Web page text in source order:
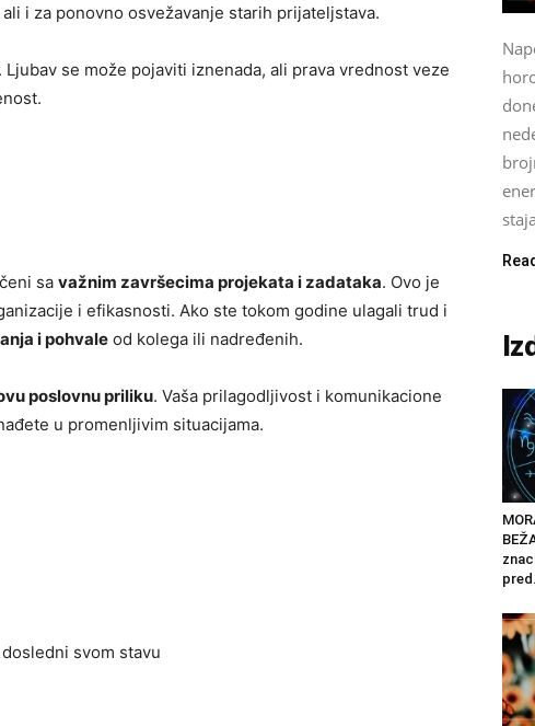
ali i za ponovno osvežavanje starih prijateljstava.
se može pojaviti iznenada, ali prava vrednost veze
sa važnim završecima projekata i zadataka. Ovo je
i efikasnosti. Ako ste tokom godine ulagali trud i
i pohvale od kolega ili nadređenih.
poslovnu priliku. Vaša prilagodljivost i komunikacione
u promenljivim situacijama.
svom stavu